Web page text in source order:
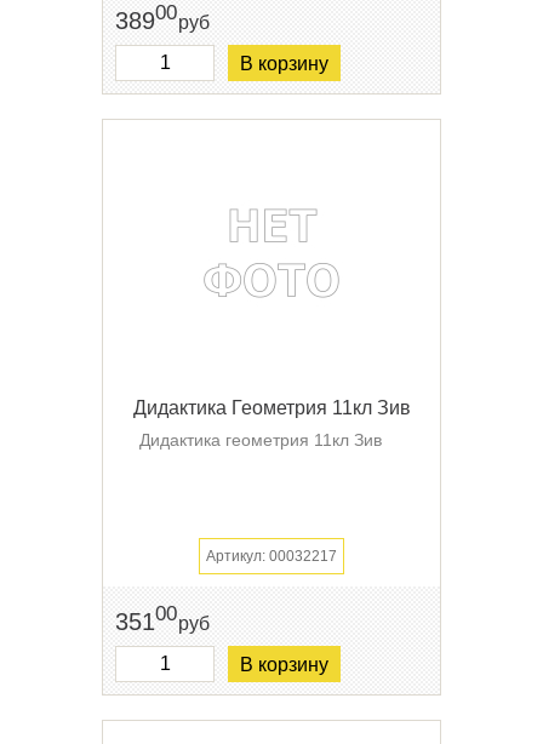
38900руб
В корзину
Дидактика Геометрия 11кл Зив
Дидактика геометрия 11кл Зив
Артикул: 00032217
35100руб
В корзину